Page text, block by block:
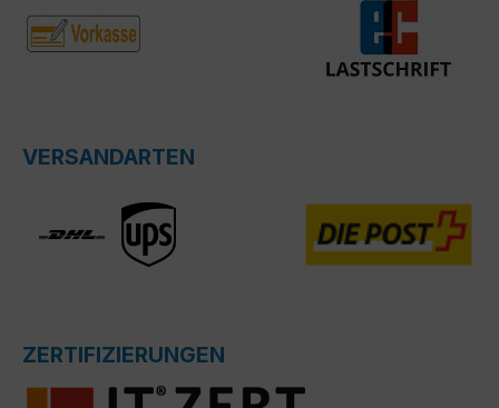
VERSANDARTEN
ZERTIFIZIERUNGEN